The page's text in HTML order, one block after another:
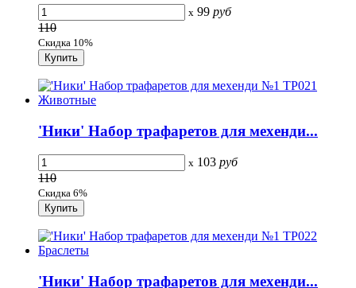
x 99 руб
110
Скидка 10%
'Ники' Набор трафаретов для мехенди...
x 103 руб
110
Скидка 6%
'Ники' Набор трафаретов для мехенди...